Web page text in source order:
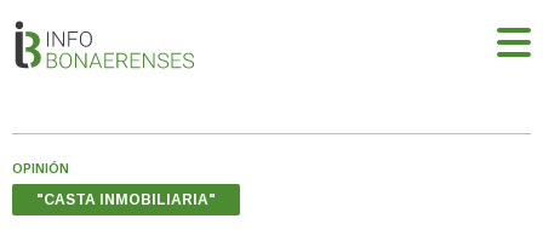
OPINIÓN
"CASTA INMOBILIARIA"